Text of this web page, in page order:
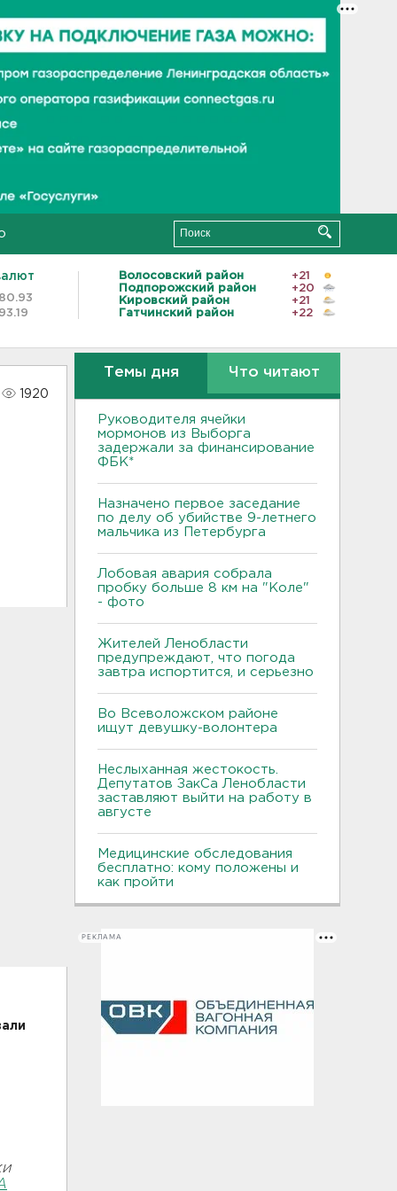
80.93
93.19
Волосовский район
+21
Подпорожский район
+20
Кировский район
+21
Гатчинский район
+22
1920
Темы дня Что читают
Руководителя ячейки
мормонов из Выборга
задержали за финансирование
ФБК*
Назначено первое заседание
по делу об убийстве 9-летнего
мальчика из Петербурга
Лобовая авария собрала
пробку больше 8 км на "Коле"
- фото
Жителей Ленобласти
предупреждают, что погода
завтра испортится, и серьезно
Во Всеволожском районе
ищут девушку-волонтера
Неслыханная жестокость.
Депутатов ЗакСа Ленобласти
заставляют выйти на работу в
августе
Медицинские обследования
бесплатно: кому положены и
как пройти
РЕКЛАМА